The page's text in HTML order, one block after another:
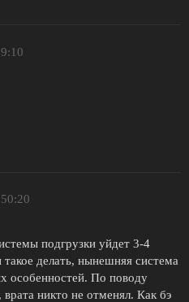
подгрузки уйдет 3-4
делать, нынешняя система
особенностей. По поводу
никто не отменял. Как бэ